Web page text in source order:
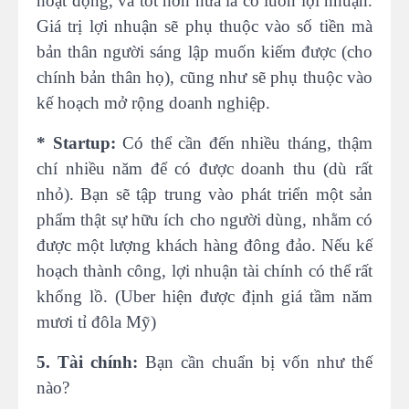
Giá trị lợi nhuận sẽ phụ thuộc vào số tiền mà
bản thân người sáng lập muốn kiếm được (cho
chính bản thân họ), cũng như sẽ phụ thuộc vào
kế hoạch mở rộng doanh nghiệp.
* Startup: Có thể cần đến nhiều tháng, thậm
chí nhiều năm để có được doanh thu (dù rất
nhỏ). Bạn sẽ tập trung vào phát triển một sản
phẩm thật sự hữu ích cho người dùng, nhằm có
được một lượng khách hàng đông đảo. Nếu kế
hoạch thành công, lợi nhuận tài chính có thể rất
khổng lồ. (Uber hiện được định giá tầm năm
mươi tỉ đôla Mỹ)
5. Tài chính: Bạn cần chuẩn bị vốn như thế
nào?